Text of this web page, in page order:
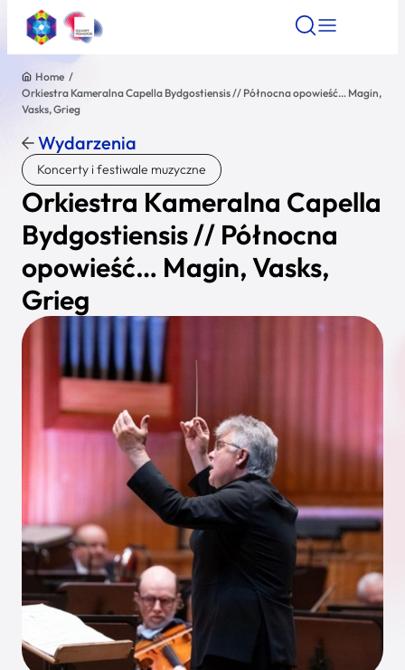
Znajdź atrakcję Znajdź artykuł Znajdź
Znajdź atrakcję
Nazwa atrakcji
Miasto
Kategoria
Home /
Orkiestra Kameralna Capella Bydgostiensis // Północna opowieść… Magin,
Vasks, Grieg
Wydarzenia
Koncerty i festiwale muzyczne
Orkiestra Kameralna Capella
Bydgostiensis // Północna
opowieść… Magin, Vasks,
Grieg